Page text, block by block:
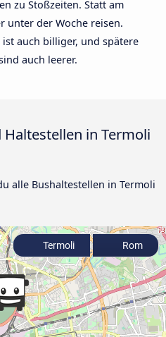
zu Stoßzeiten. Statt am
unter der Woche reisen.
auch billiger, und spätere
auch leerer.
in Termoli
alle Bushaltestellen in Termoli
Termoli Rom